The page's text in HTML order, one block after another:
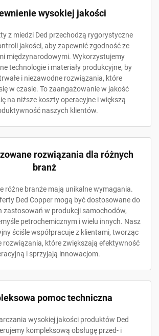
wysokiej jakości
z miedzi Ded przechodzą rygorystyczne
jakości, aby zapewnić zgodność ze
międzynarodowymi. Wykorzystujemy
technologie i materiały produkcyjne, by
i niezawodne rozwiązania, które
w czasie. To zaangażowanie w jakość
na niższe koszty operacyjne i większą
naszych klientów.
rozwiązania dla różnych
branż
różne branże mają unikalne wymagania.
Ded Copper mogą być dostosowane do
zastosowań w produkcji samochodów,
petrochemicznym i wielu innych. Nasz
ściśle współpracuje z klientami, tworząc
rozwiązania, które zwiększają efektywność
i sprzyjają innowacjom.
pomoc techniczna
wysokiej jakości produktów Ded
kompleksową obsługę przed- i